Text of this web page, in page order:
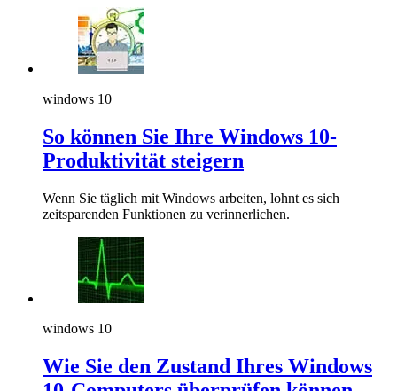
windows 10
So können Sie Ihre Windows 10-
Produktivität steigern
Wenn Sie täglich mit Windows arbeiten, lohnt es sich
zeitsparenden Funktionen zu verinnerlichen.
windows 10
Wie Sie den Zustand Ihres Windows